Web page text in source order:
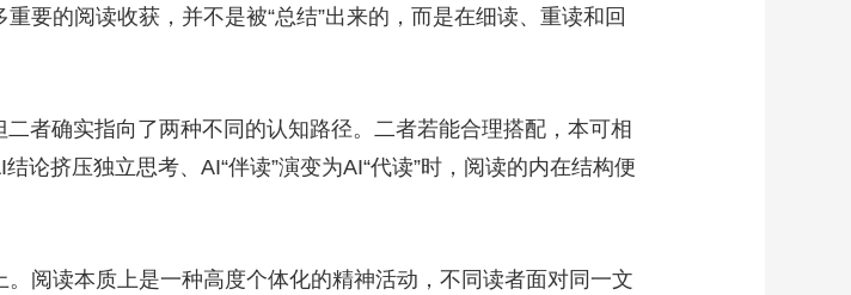
要的阅读收获，并不是被“总结”出来的，而是在细读、重读和回
确实指向了两种不同的认知路径。二者若能合理搭配，本可相
论挤压独立思考、AI“伴读”演变为AI“代读”时，阅读的内在结构便
读本质上是一种高度个体化的精神活动，不同读者面对同一文